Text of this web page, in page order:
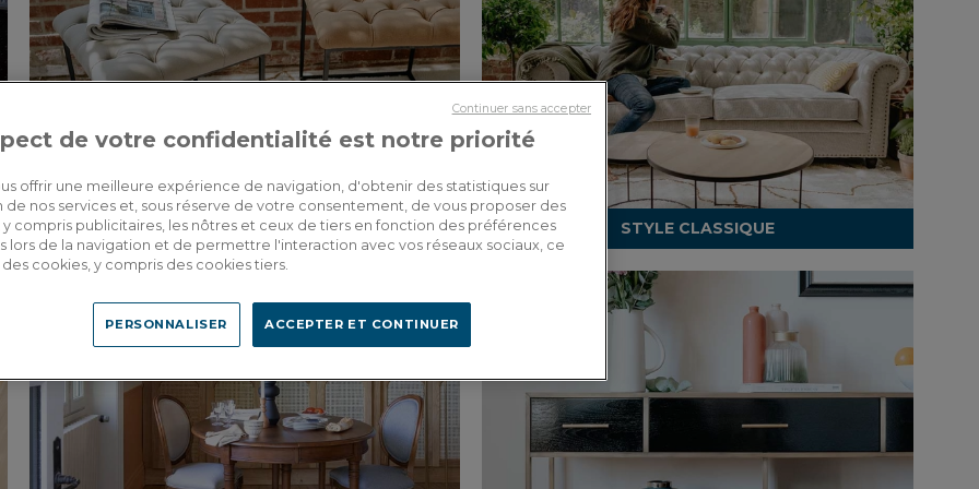
STYLE INDUSTRIEL STYLE CLASSIQUE
de votre confidentialité est notre priorité
offrir une meilleure expérience de navigation, d'obtenir des statistiques sur
de nos services et, sous réserve de votre consentement, de vous proposer des
y compris publicitaires, les nôtres et ceux de tiers en fonction des préférences
lors de la navigation et de permettre l'interaction avec vos réseaux sociaux, ce
des cookies, y compris des cookies tiers.
ACCEPTER ET CONTINUER
PERSONNALISER
Continuer sans accepter